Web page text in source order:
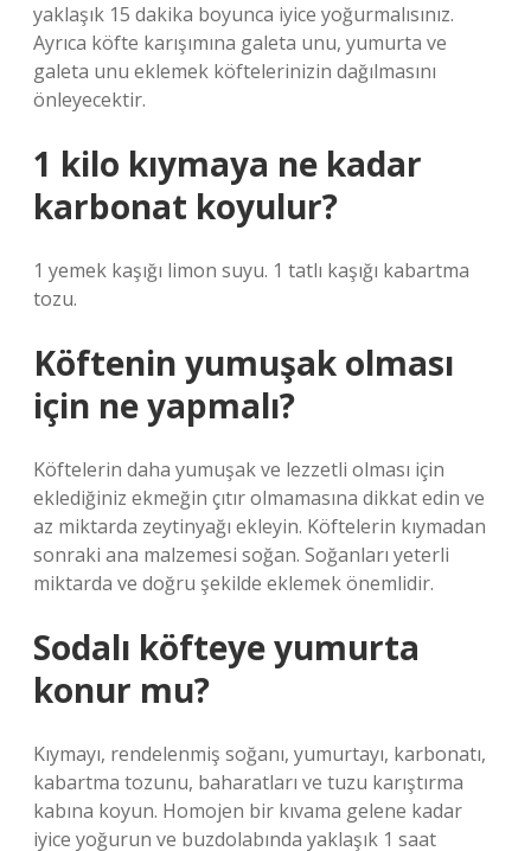
yaklaşık 15 dakika boyunca iyice yoğurmalısınız.
Ayrıca köfte karışımına galeta unu, yumurta ve
galeta unu eklemek köftelerinizin dağılmasını
önleyecektir.
1 kilo kıymaya ne kadar
karbonat koyulur?
1 yemek kaşığı limon suyu. 1 tatlı kaşığı kabartma
tozu.
Köftenin yumuşak olması
için ne yapmalı?
Köftelerin daha yumuşak ve lezzetli olması için
eklediğiniz ekmeğin çıtır olmamasına dikkat edin ve
az miktarda zeytinyağı ekleyin. Köftelerin kıymadan
sonraki ana malzemesi soğan. Soğanları yeterli
miktarda ve doğru şekilde eklemek önemlidir.
Sodalı köfteye yumurta
konur mu?
Kıymayı, rendelenmiş soğanı, yumurtayı, karbonatı,
kabartma tozunu, baharatları ve tuzu karıştırma
kabına koyun. Homojen bir kıvama gelene kadar
iyice yoğurun ve buzdolabında yaklaşık 1 saat